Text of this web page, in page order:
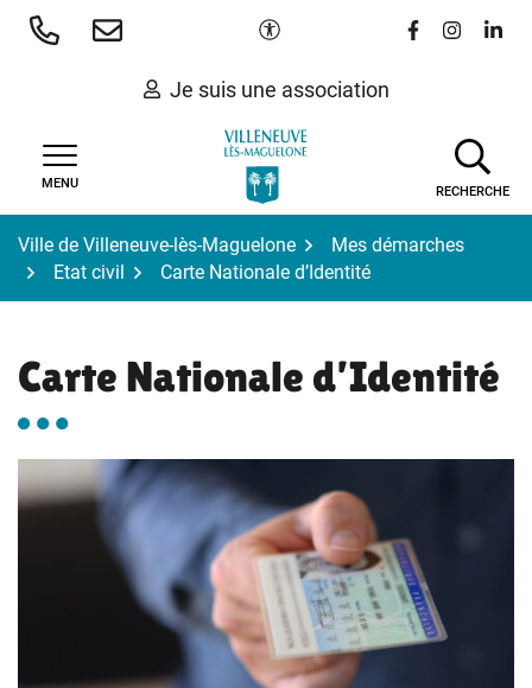
Aller
Paramètres d'accessibilité
Lien vers le
Lien vers
Lien
Je suis une association
MENU
RECHERCHE
Ville de Villeneuve-lès-Maguelone
Mes démarches
Etat civil
Carte Nationale d’Identité
Carte Nationale d’Identité